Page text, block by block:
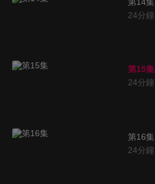
24分鐘
第15集
24分鐘
第16集
24分鐘